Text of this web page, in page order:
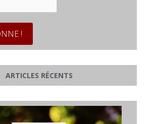
ARTICLES RÉCENTS